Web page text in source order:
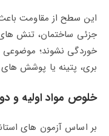
این سطح از مقاومت
جزئی ساختمان، تنش‌
خوردگی نشوند؛ موضوعی
بری، پتینه یا پوشش‌ های
خلوص مواد اولیه و